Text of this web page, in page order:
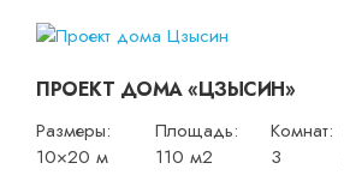
ПРОЕКТ ДОМА «ЦЗЫСИН»
Размеры:
10×20 м
Площадь:
110 м2
Комнат:
3